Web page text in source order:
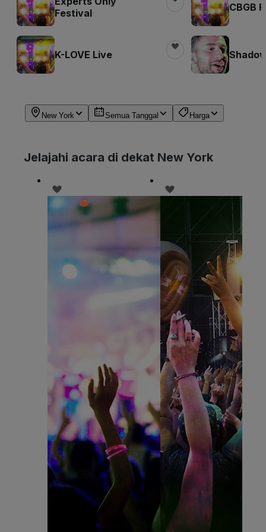
Festival
K-LOVE Live
CBGB
New York Semua Tanggal Harga
Jelajahi acara di dekat New York